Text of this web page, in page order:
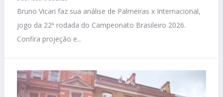
Bruno Vicari faz sua análise de Palmeiras x Internacional,
jogo da 22ª rodada do Campeonato Brasileiro 2026.
Confira projeção e...